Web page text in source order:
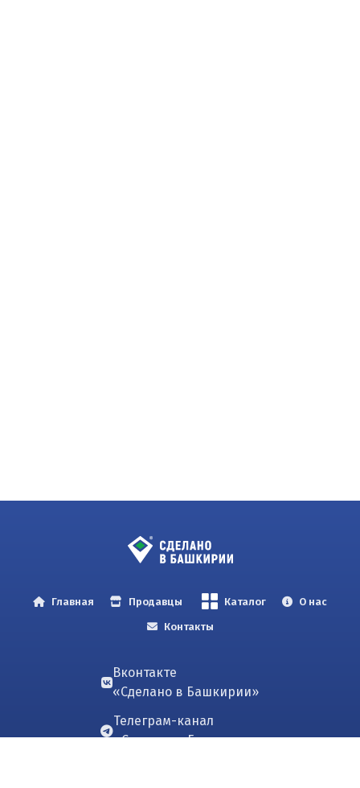
Главная Продавцы Каталог О нас
Контакты
Вконтакте
«Сделано в Башкирии»
Телеграм-канал
«Сделано в Башкирии»